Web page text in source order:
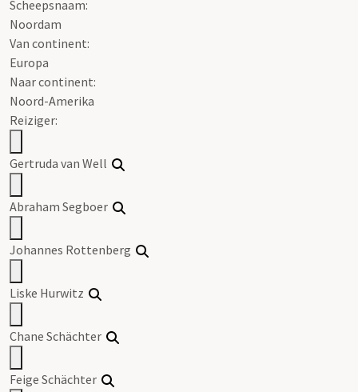
Scheepsnaam:
Noordam
Van continent:
Europa
Naar continent:
Noord-Amerika
Reiziger:
Gertruda van Well
Abraham Segboer
Johannes Rottenberg
Liske Hurwitz
Chane Schächter
Feige Schächter